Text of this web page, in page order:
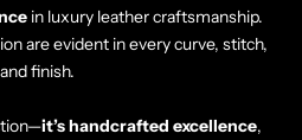
in luxury leather craftsmanship.
are evident in every curve, stitch,
and finish.
it’s handcrafted excellence,